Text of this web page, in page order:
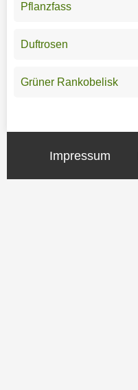
Pflanzfass
Duftrosen
Grüner Rankobelisk
Impressum